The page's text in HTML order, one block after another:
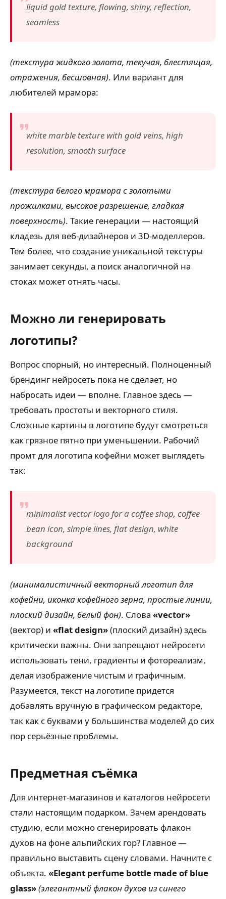
liquid gold texture, flowing, shiny, reflection,
seamless
(текстура жидкого золота, текучая, блестящая,
отражения, бесшовная). Или вариант для
любителей мрамора:
white marble texture with gold veins, high
resolution, smooth surface
(текстура белого мрамора с золотыми
прожилками, высокое разрешение, гладкая
поверхность). Такие генерации — настоящий
кладезь для веб-дизайнеров и 3D-моделлеров.
Тем более, что создание уникальной текстуры
занимает секунды, а поиск аналогичной на
стоках может отнять часы.
Можно ли генерировать
логотипы?
Вопрос спорный, но интересный. Полноценный
брендинг нейросеть пока не сделает, но
набросать идеи — вполне. Главное здесь —
требовать простоты и векторного стиля.
Сложные картины в логотипе будут смотреться
как грязное пятно при уменьшении. Рабочий
промт для логотипа кофейни может выглядеть
так:
minimalist vector logo for a coffee shop, coffee
bean icon, simple lines, flat design, white
background
(минималистичный векторный логотип для
кофейни, иконка кофейного зерна, простые линии,
плоский дизайн, белый фон). Слова «vector»
(вектор) и «flat design»(плоский дизайн) здесь
критически важны. Они запрещают нейросети
использовать тени, градиенты и фотореализм,
делая изображение чистым и графичным.
Разумеется, текст на логотипе придется
добавлять вручную в графическом редакторе,
так как с буквами у большинства моделей до сих
пор серьёзные проблемы.
Предметная съёмка
Для интернет-магазинов и каталогов нейросети
стали настоящим подарком. Зачем арендовать
студию, если можно сгенерировать флакон
духов на фоне альпийских гор? Главное —
правильно выставить сцену словами. Начните с
объекта. «Elegant perfume bottle made of blue
glass»(элегантный флакон духов из синего